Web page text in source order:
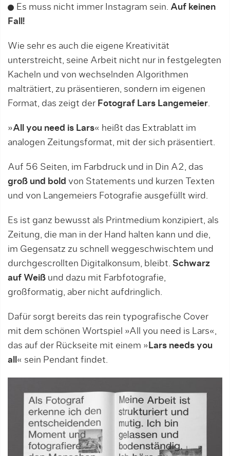
Es muss nicht immer Instagram sein. Auf keinen
Fall!
Wie sehr es auch die eigene Kreativität
unterstreicht, seine Arbeit nicht nur in festgelegten
Kacheln und von wechselnden Algorithmen
malträtiert, zu präsentieren, sondern im eigenen
Format, das zeigt der Fotograf Lars Langemeier.
»All you need is Lars« heißt das Extrablatt im
analogen Zeitungsformat, mit der sich präsentiert.
Auf 56 Seiten, im Farbdruck und in Din A2, das
groß und bold von Statements und kurzen Texten
und von Langemeiers Fotografie ausgefüllt wird.
Es ist ganz bewusst als Printmedium konzipiert, als
Zeitung, die man in der Hand halten kann und die,
im Gegensatz zu schnell weggeschwischtem und
durchgescrollten Digitalkonsum, bleibt. Schwarz
auf Weiß und dazu mit Farbfotografie,
großformatig, aber nicht aufdringlich.
Dafür sorgt bereits das rein typografische Cover
mit dem schönen Wortspiel »All you need is Lars«,
das auf der Rückseite mit einem » Lars needs you
all « sein Pendant findet.